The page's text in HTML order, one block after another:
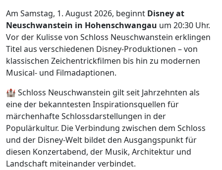
Am Samstag, 1. August 2026, beginnt Disney at
Neuschwanstein in Hohenschwangau um 20:30 Uhr.
Vor der Kulisse von Schloss Neuschwanstein erklingen
Titel aus verschiedenen Disney-Produktionen – von
klassischen Zeichentrickfilmen bis hin zu modernen
Musical- und Filmadaptionen.
🏰 Schloss Neuschwanstein gilt seit Jahrzehnten als
eine der bekanntesten Inspirationsquellen für
märchenhafte Schlossdarstellungen in der
Populärkultur. Die Verbindung zwischen dem Schloss
und der Disney-Welt bildet den Ausgangspunkt für
diesen Konzertabend, der Musik, Architektur und
Landschaft miteinander verbindet.